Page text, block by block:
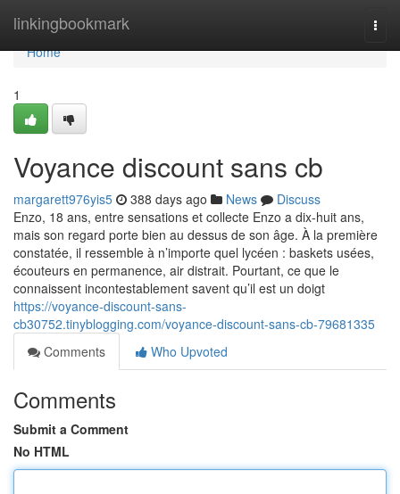
linkingbookmark
Home
Home
1
Voyance discount sans cb
margarett976yis5 388 days ago News
Discuss
Enzo, 18 ans, entre sensations et collecte Enzo a dix-huit ans,
mais son regard porte bien au dessus de son âge. À la première
constatée, il ressemble à n’importe quel lycéen : baskets usées,
écouteurs en permanence, air distrait. Pourtant, ce que le
connaissent incontestablement savent qu’il est un doigt
https://voyance-discount-sans-
cb30752.tinyblogging.com/voyance-discount-sans-cb-79681335
Comments
Who Upvoted
Comments
Submit a Comment
No HTML